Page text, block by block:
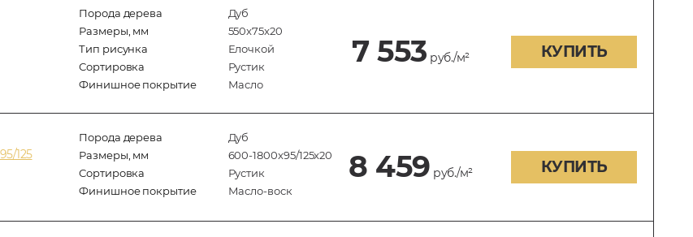
Порода дерева
Дуб
Размеры, мм
550x75x20
Тип рисунка
Елочкой
Сортировка
Рустик
Финишное покрытие
Масло
7 553 руб./м² КУПИТЬ
125
Порода дерева
Дуб
Размеры, мм
600-1800x95/125x20
Сортировка
Рустик
Финишное покрытие
Масло-воск
8 459 руб./м² КУПИТЬ